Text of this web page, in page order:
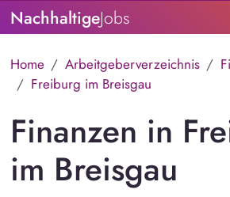
NachhaltigeJobs
Home Arbeitgeberverzeichnis
Freiburg im Breisgau
Finanzen in
im Breisgau